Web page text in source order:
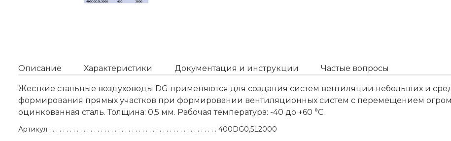
Описание Характеристики Документация и инструкции Частые вопросы
Жесткие стальные воздуховоды DG применяются для создания систем вентиляции небольших и
формирования прямых участков при формировании вентиляционных систем с перемещением
оцинкованная сталь. Толщина: 0,5 мм. Рабочая температура: -40 до +60 °С.
Артикул
400DG0,5L2000